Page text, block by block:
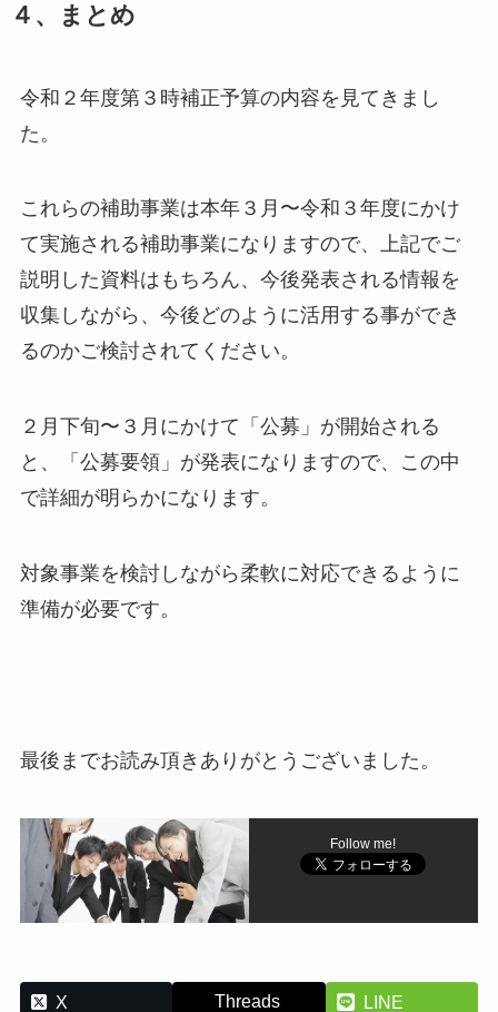
４、まとめ
令和２年度第３時補正予算の内容を見てきまし
た。
これらの補助事業は本年３月〜令和３年度にかけ
て実施される補助事業になりますので、上記でご
説明した資料はもちろん、今後発表される情報を
収集しながら、今後どのように活用する事ができ
るのかご検討されてください。
２月下旬〜３月にかけて「公募」が開始される
と、「公募要領」が発表になりますので、この中
で詳細が明らかになります。
対象事業を検討しながら柔軟に対応できるように
準備が必要です。
最後までお読み頂きありがとうございました。
Follow me!
X Threads
LINE